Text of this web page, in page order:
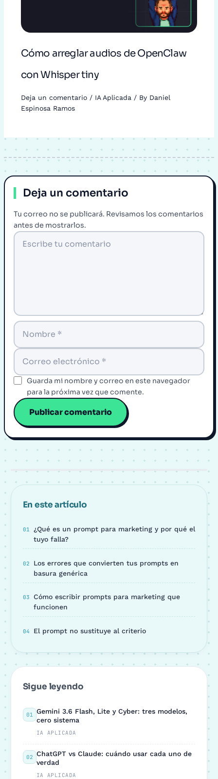
Cómo arreglar audios de OpenClaw
con Whisper tiny
Deja un comentario / IA Aplicada/ By Daniel
Espinosa Ramos
Deja un comentario
Tu correo no se publicará. Revisamos los comentarios
antes de mostrarlos.
Guarda mi nombre y correo en este navegador
para la próxima vez que comente.
En este artículo
¿Qué es un prompt para marketing y por qué el
tuyo falla?
Los errores que convierten tus prompts en
basura genérica
Cómo escribir prompts para marketing que
funcionen
El prompt no sustituye al criterio
Sigue leyendo
01 Gemini 3.6 Flash, Lite y Cyber: tres modelos,
cero sistema
IA APLICADA
02 ChatGPT vs Claude: cuándo usar cada uno de
verdad
IA APLICADA